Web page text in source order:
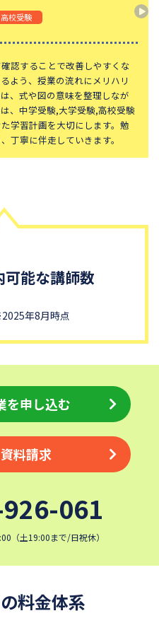
函館ラ・サール中学校
神奈川大学附属中学校
法政大学第二中学校
東京都立桜修館中等教育学校
滝中学校
國學院大學久我山中学校
山脇学園中学校
東京都市大学等々力中学校
淑徳中学校
昭和女子大学附属昭和中学校
帝京大学中学校
埼玉栄中学校
日本大学中学校
目黒日本大学中学校
帝塚山学院中学校
星野学園中学校
東京女学館中学校
カリタス女子中学校
高校受験
認することで改善しやすくな
よう、授業の流れにメリハリ
、式や図の意味を整理しなが
、中学受験,大学受験,高校受験
学習計画を大切にします。勉
丁寧に伴走していきます。
可能な講師数
年8月時点
を申し込む
料請求
061
（土19:00まで/日祝休）
料金体系